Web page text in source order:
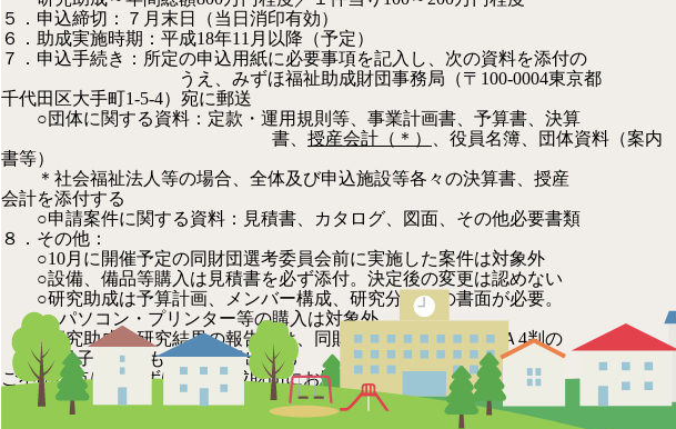
５．申込締切：７月末日（当日消印有効）
６．助成実施時期：平成18年11月以降（予定）
７．申込手続き：所定の申込用紙に必要事項を記入し、次の資料を添付の
うえ、みずほ福祉助成財団事務局（〒100-0004東京都
千代田区大手町1-5-4）宛に郵送
○団体に関する資料：定款・運用規則等、事業計画書、予算書、決算
書、 授産会計（＊）
、役員名簿、団体資料（案内
書等）
＊社会福祉法人等の場合、全体及び申込施設等各々の決算書、授産
会計を添付する
○申請案件に関する資料：見積書、カタログ、図面、その他必要書類
８．その他：
○10月に開催予定の同財団選考委員会前に実施した案件は対象外
○設備、備品等購入は見積書を必ず添付。決定後の変更は認めない
○研究助成は予算計画、メンバー構成、研究分担等の書面が必要。
パソコン・プリンター等の購入は対象外
○研究助成の研究結果の報告書は、同財団宛にＢ5判またはＡ4判の
冊子にしたものを2部提出する
ご不明な点は、みずほ福祉助成財団にお問い合わせください。
みずほ福祉助成財団
電話：03-3201-2442 FAX：03-5252-8660